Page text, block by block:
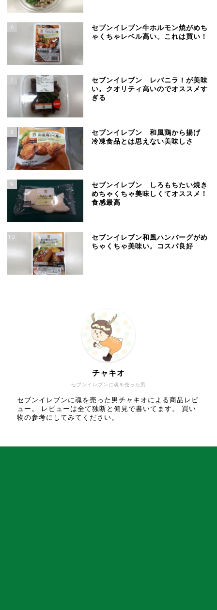
6
セブンイレブン牛ホルモン焼がめち
ゃくちゃレベル高い。これは買い！
7
セブンイレブン レバニラ！が美味
い。クオリティ高いのでオススメす
ぎる
8
セブンイレブン 和風鶏から揚げ
冷凍食品とは思えない美味しさ
9
セブンイレブン しろもちたい焼き
めちゃくちゃ美味しくてオススメ！
食感最高
10
セブンイレブン和風ハンバーグがめ
ちゃくちゃ美味い。コスパ良好
セブンイレブンに魂を売った男
チャキオ
セブンイレブンに魂を売った男チャキオによる商品レビ
ュー。 レビューは全て独断と偏見で書いてます。 買い
物の参考にしてみてください。